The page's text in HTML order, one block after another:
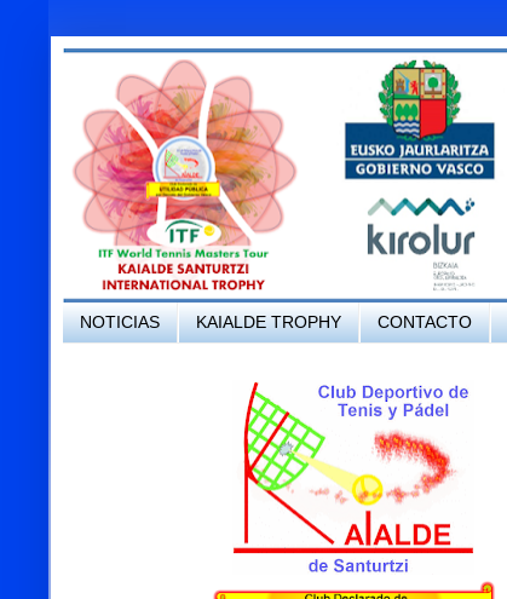
NOTICIAS KAIALDE TROPHY CONTACTO